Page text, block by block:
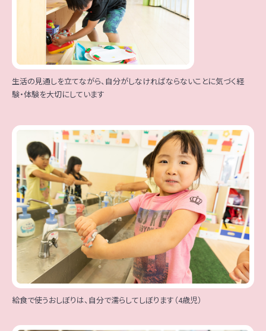
生活の見通しを立てながら、自分がしなければならないことに気づく経
験・体験を大切にしています
給食で使うおしぼりは、自分で濡らしてしぼります（4歳児）